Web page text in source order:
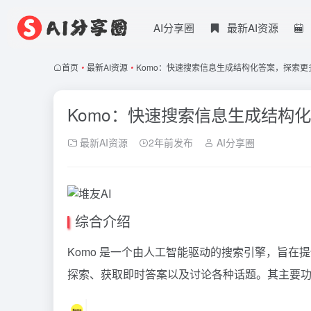
AI分享圈 最新AI资源
首页 • 最新AI资源 • Komo：快速搜索信息生成结构化答案，探索更
Komo：快速搜索信息生成结构
最新AI资源 2年前发布 AI分享圈
综合介绍
Komo 是一个由人工智能驱动的搜索引擎，旨在
探索、获取即时答案以及讨论各种话题。其主要